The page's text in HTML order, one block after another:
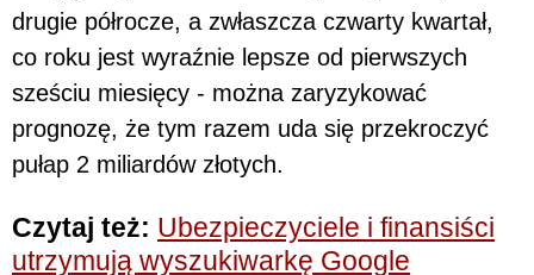
drugie półrocze, a zwłaszcza czwarty kwartał,
co roku jest wyraźnie lepsze od pierwszych
sześciu miesięcy - można zaryzykować
prognozę, że tym razem uda się przekroczyć
pułap 2 miliardów złotych.
Czytaj też: Ubezpieczyciele i finansiści
utrzymują wyszukiwarkę Google